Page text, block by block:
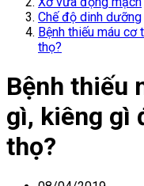
Chế độ dinh dưỡng
Bệnh thiếu máu
thọ?
Bệnh thiếu
gì, kiêng gì
thọ?